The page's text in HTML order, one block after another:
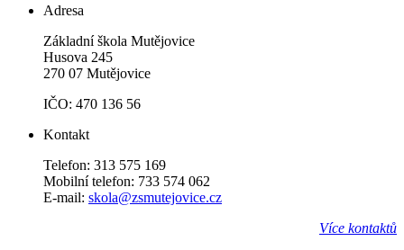
Adresa
Základní škola Mutějovice
Husova 245
270 07 Mutějovice
IČO: 470 136 56
Kontakt
Telefon: 313 575 169
Mobilní telefon: 733 574 062
E-mail: skola@zsmutejovice.cz
Více kontaktů